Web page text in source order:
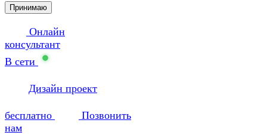
Принимаю
Онлайн
консультант
В сети
Дизайн проект
бесплатно
Позвонить
нам